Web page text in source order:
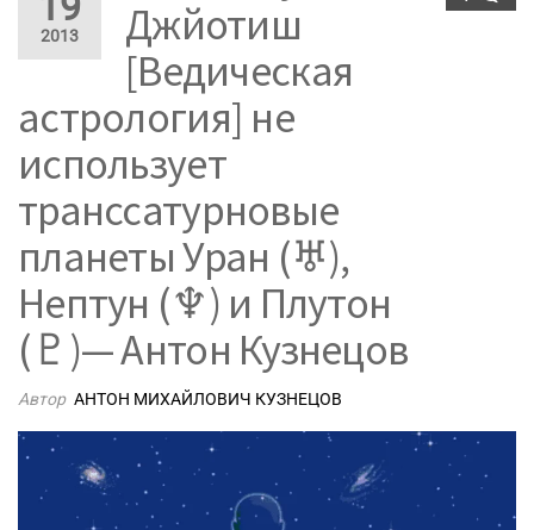
2013
Джйотиш
[Ведическая
астрология] не
использует
транссатурновые
планеты Уран (♅),
Нептун (♆) и Плутон
(♇)— Антон Кузнецов
Автор АНТОН МИХАЙЛОВИЧ КУЗНЕЦОВ